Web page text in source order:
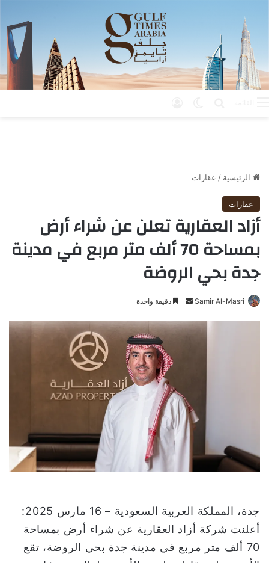
الرئيسية / عقارات
عقارات
أزاد العقارية تعلن عن شراء أرض
بمساحة 70 ألف متر مربع في مدينة
جدة بحي الروضة
Samir Al-Masri
س
د
إ
ل
ت
ن
ي
دقيقة واحدة
جدة، المملكة العربية السعودية – 16 مارس 2025:
أعلنت شركة أزاد العقارية عن شراء أرض بمساحة
70 ألف متر مربع في مدينة جدة بحي الروضة، تقع